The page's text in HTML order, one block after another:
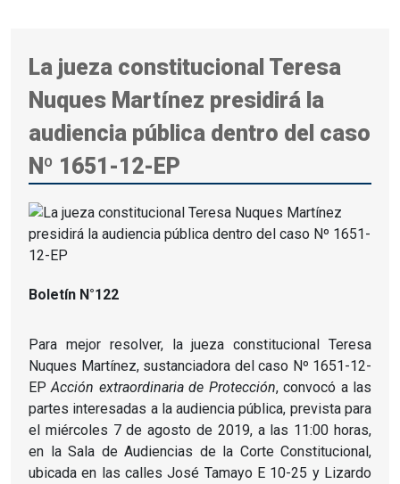
La jueza constitucional Teresa
Nuques Martínez presidirá la
audiencia pública dentro del caso
Nº 1651-12-EP
Boletín N°122
Para mejor resolver, la jueza constitucional Teresa
Nuques Martínez, sustanciadora del caso Nº 1651-12-
EPAcción extraordinaria de Protección, convocó a las
partes interesadas a la audiencia pública, prevista para
el miércoles 7 de agosto de 2019, a las 11:00 horas,
en la Sala de Audiencias de la Corte Constitucional,
ubicada en las calles José Tamayo E 10-25 y Lizardo